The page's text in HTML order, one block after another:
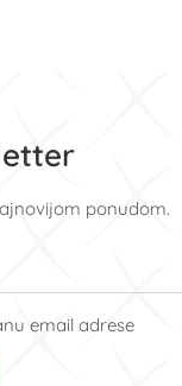
ponudom.
email adrese